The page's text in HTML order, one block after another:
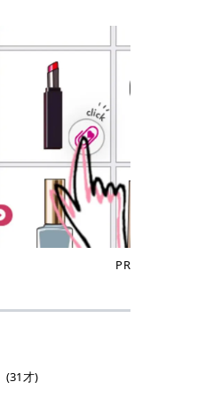
できます。 トナーパ
は、配合
ドの素材によって特徴が
。 自分の肌悩みや理想の
合わせて選ぶことで、毎
ケアに取り入れやすくな
ーパッドの使
体をやさしく拭き取りま
鼻・あご・額など皮脂や
気になる部分は丁寧にな
STEP2 パッドを
ラット面で顔全体をやさ
ながら化粧水をなじませ
行います。 乾燥が気にな
て使用するのもおすすめ
保湿ケアや肌荒れケア、
ど目的別におすすめのト
期間や必要な施術回数が
として挙げられます！ 医
医療機関（クリニックや
）だけで扱える高出力の
使って、発毛組織にアプ
施術といわれています。
少ない回数で永久脱毛
すことができます。
とは一生毛が1本も生
という意味ではなく、ア
準に基づき「長期間にわ
が明らかに減少している
されること」を指しま
トですが、毛根を破壊す
療なので、クリニックに
からこそ、しっかり比較
ャ メディオスターNeXT P
トルYAGプロ 公式サイト
痒み、火傷、毛嚢炎、一
化などのリスクが伴いま
？選ばれる3つの特徴 ・
らの脱毛プランが選べ
60院以上＆21時まで営
みに配慮した医療脱毛器の
ラブル対応 2. エミナル
の口コミ・評判 3. エミ
ックの全身脱毛料金プラ
がかからないシステム ・
お得な割引・キャンペー
ア限定プラン｜家族や友
スタートできる ・他社か
感を演出するヌーディー
みと青みのバランスが良
なじむコーラル系カラー
ナチュラルメイクとの相
愛らしく、多幸感のある
す。 ワインベリー
うローズレッド 深みの
ッド。 大人っぽく華やか
えるベリーカラーです。
顔全体が華やかになり、
役にしたメイクが完成。
品な雰囲気を演出できま
ルな発色で、肌色を選び
印象に仕上がり、オン・
にもカジュアルメイクに
ベリーケーキ
広がり、ふっくらボリュ
したような、新しいリッ
💄 実際に使用した
> 唇に
> AMUSE ジェ
> ぷっくりツヤ
ベタっとした感じはなく
いですね。プランピング
スーッとします。ここは
あるかもしれませんが慣
面がツルツル、片面がモ
ます。 > > 桜グロス
色】：上品なピンクベー
いやすい色ですね。すも
やかそうに見えるけど、
っかりしてくれます。最
も、いつものコスメ購
っとお得”に変えられるの
ーリワードです✨ 今回
ーリワードの特徴や活用
好きさんにおすすめな理
介します！ トラミー
ミーリワー
証グロース上場企業であ
アイズが運営する、安
ポイントサイト機能で
ポイントサービスです。
プやサービスを利用する
ントを獲得でき、貯まっ
はAmazonギフト券やド
などに交換できます。 普
でも始めやすいのが魅力
ているコスメ通販サイト
トが貯まるのが大きな魅
PR
(31才)